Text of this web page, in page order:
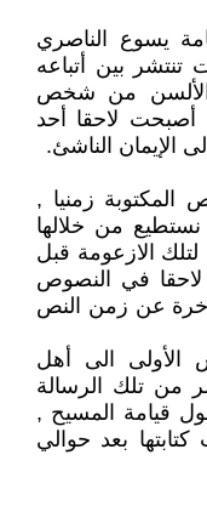
يسوع الناصري
بين أتباعه
الألسن من شخص
أصبحت لاحقا أحد
الناشئ.
المكتوبة زمنيا ,
من خلالها
لتلك الازعومة قبل
لاحقا في النصوص
عن زمن النص
الأولى الى أهل
من تلك الرسالة
قيامة المسيح ,
بعد حوالي